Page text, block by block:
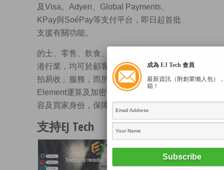
及Visa。Adyen、Global Payments、
KPay與SoéPay等支付平台，即日起首批
支援有關功能。
的士、零售、飲食、美容及專業服務等本
港行業，均可於顧客結賬時提供「iPhone
拍易收」服務，而所有交易均以Secure
Element運算及加密，蘋果不會知悉交易內
容及買家身份，保障私隱。
支持EJ Tech
成為 EJ Tech 會員
最新資訊（附創業懶人包）
箱！